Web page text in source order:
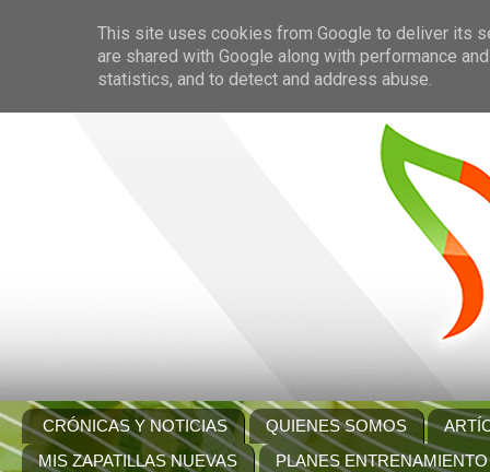
CRÓNICAS Y NOTICIAS QUIENES SOMOS
MIS ZAPATILLAS NUEVAS
PLANES ENTRENAMIENTO
This site uses cookies from Google to deliver its
are shared with Google along with performance
statistics, and to detect and address abuse.